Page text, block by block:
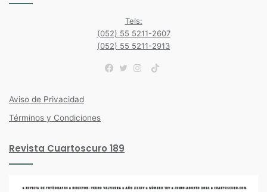
Tels:
(052) 55 5211-2607
(052) 55 5211-2913
TikTok
Aviso de Privacidad
Términos y Condiciones
Revista Cuartoscuro 189